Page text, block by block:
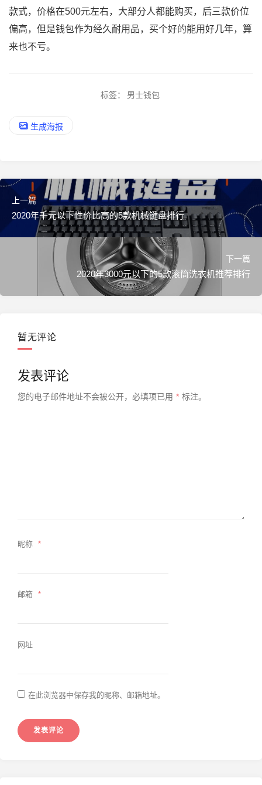
款式，价格在500元左右，大部分人都能购买，后三款价位
偏高，但是钱包作为经久耐用品，买个好的能用好几年，算
来也不亏。
标签： 男士钱包
生成海报
上一篇
2020年千元以下性价比高的5款机械键盘排行
下一篇
2020年3000元以下的5款滚筒洗衣机推荐排行
暂无评论
发表评论
您的电子邮件地址不会被公开， 必填项已用 * 标注。
昵称 *
邮箱 *
网址
在此浏览器中保存我的昵称、邮箱地址。